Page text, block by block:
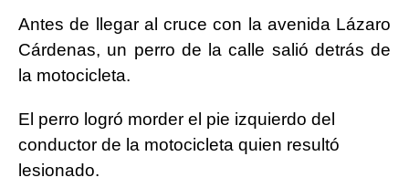
Antes de llegar al cruce con la avenida Lázaro
Cárdenas, un perro de la calle salió detrás de
la motocicleta.
El perro logró morder el pie izquierdo del
conductor de la motocicleta quien resultó
lesionado.